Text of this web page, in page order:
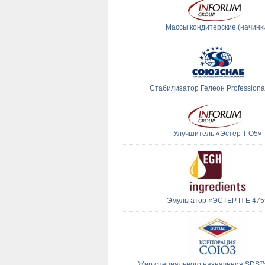
Массы кондитерские
Стабилизатор Гелеон
Улучшитель «Эстер Т О5»
Эмульгатор «ЭСТЕР П Е